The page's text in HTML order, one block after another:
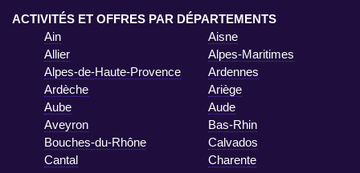
ACTIVITÉS ET OFFRES PAR DÉPARTEMENTS
Ain
Aisne
Allier
Alpes-Maritimes
Alpes-de-Haute-Provence
Ardennes
Ardèche
Ariège
Aube
Aude
Aveyron
Bas-Rhin
Bouches-du-Rhône
Calvados
Cantal
Charente